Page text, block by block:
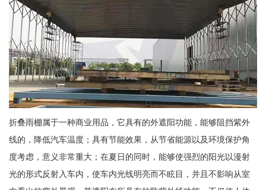
折叠雨棚属于一种商业用品，它具有的外遮阳功能，能够阻挡紫外
线的，降低汽车温度；具有节能效果，从节省能源以及环境保护角
度考虑，意义非常重大；在夏日的同时，能够使强烈的阳光以漫射
光的形式反射入车内，使车内光线明亮而不眩目，并且不影响从室